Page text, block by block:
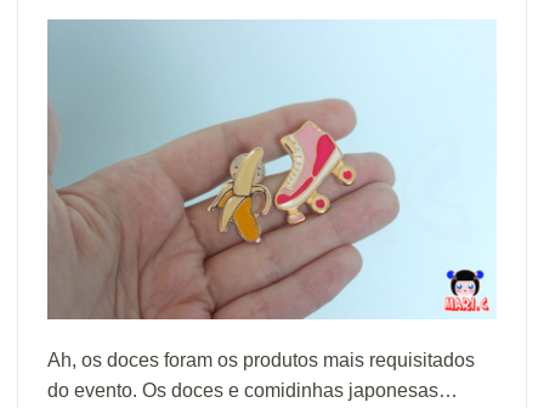
Ah, os doces foram os produtos mais requisitados
do evento. Os doces e comidinhas japonesas…